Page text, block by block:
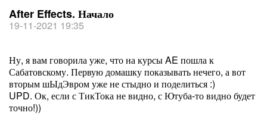
After Effects. Начало
19-11-2021 19:35
Ну, я вам говорила уже, что на курсы AE пошла к
Сабатовскому. Первую домашку показывать нечего, а вот
вторым шЫдЭвром уже не стыдно и поделиться :)
UPD. Ок, если с ТикТока не видно, с Ютуба-то видно будет
точно!))